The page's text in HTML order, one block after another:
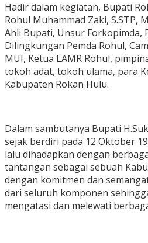
Hadir dalam kegiatan, Bupati
Rohul Muhammad Zaki, S.STP,
Ahli Bupati, Unsur Forkopimda,
Dilingkungan Pemda Rohul,
MUI, Ketua LAMR Rohul,
tokoh adat, tokoh ulama, para
Kabupaten Rokan Hulu.
Dalam sambutanya Bupati
sejak berdiri pada 12 Oktober
lalu dihadapkan dengan
tantangan sebagai sebuah
dengan komitmen dan
dari seluruh komponen
mengatasi dan melewati